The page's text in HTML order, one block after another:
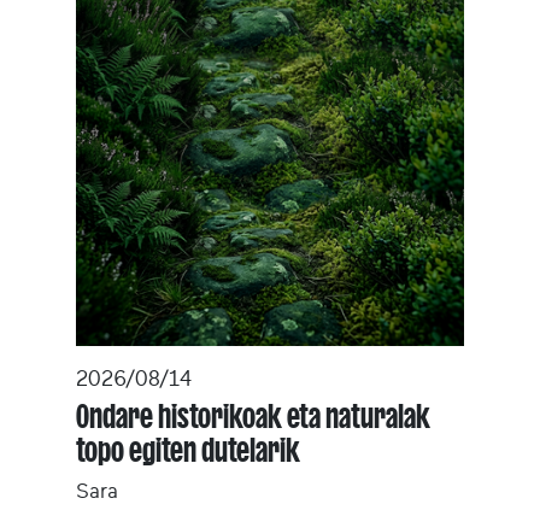
2026/08/14
Ondare historikoak eta naturalak
topo egiten dutelarik
Sara